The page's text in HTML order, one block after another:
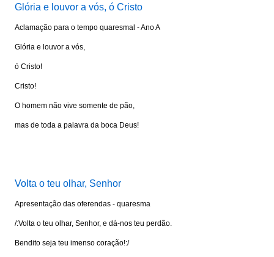
Glória e louvor a vós, ó Cristo
Aclamação para o tempo quaresmal - Ano A
Glória e louvor a vós,
ó Cristo!
Cristo!
O homem não vive somente de pão,
mas de toda a palavra da boca Deus!
Volta o teu olhar, Senhor
Apresentação das oferendas - quaresma
/:Volta o teu olhar, Senhor, e dá-nos teu perdão.
Bendito seja teu imenso coração!:/